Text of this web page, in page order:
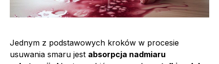
Jednym z podstawowych kroków w procesie
usuwania smaru jest absorpcja nadmiaru